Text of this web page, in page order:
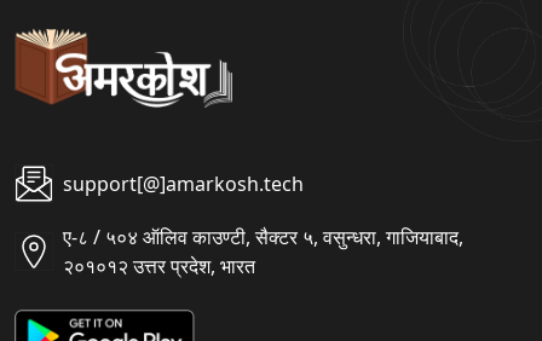
support[@]amarkosh.tech
ए-८ / ५०४ ऑलिव काउण्टी, सैक्टर ५, वसुन्धरा, गाजियाबाद,
२०१०१२ उत्तर प्रदेश, भारत